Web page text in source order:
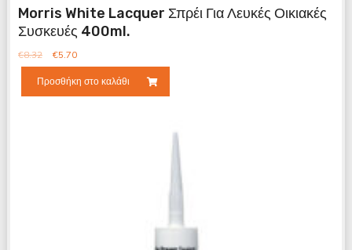
Morris White Lacquer Σπρέι Για Λευκές Οικιακές
Συσκευές 400ml.
€8.32 €5.70
Προσθήκη στο καλάθι